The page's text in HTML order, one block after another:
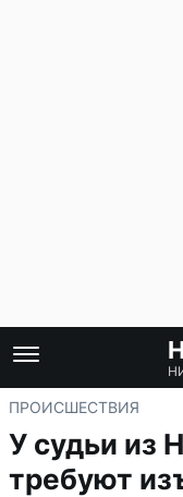
ПРОИСШЕСТВИЯ
У судьи из
требуют